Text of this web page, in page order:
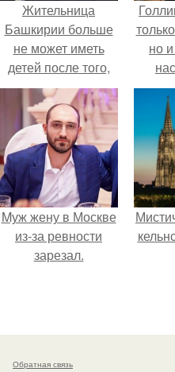
Жительница
Башкирии больше
не может иметь
детей после того,
как медики сделали
ей аборт на шестом
месяце
беременности и
оставили в матке
плаценту.
но
Mуж жену в Москве
из-за ревности
зарезал.
Обратная связь